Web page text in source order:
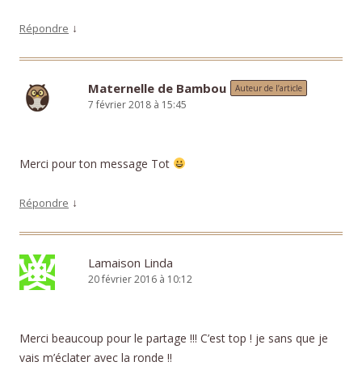
Répondre ↓
Maternelle de Bambou Auteur de l’article
7 février 2018 à 15:45
Merci pour ton message Tot
Répondre ↓
Lamaison Linda
20 février 2016 à 10:12
Merci beaucoup pour le partage !!! C’est top ! je sans que je
vais m’éclater avec la ronde !!